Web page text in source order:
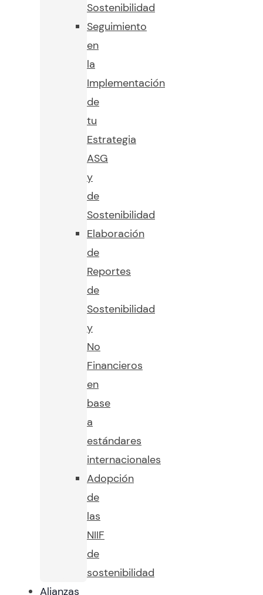
Sostenibilidad
Seguimiento
en
la
Implementación
de
tu
Estrategia
ASG
y
de
Sostenibilidad
Elaboración
de
Reportes
de
Sostenibilidad
y
No
Financieros
en
base
a
estándares
internacionales
Adopción
de
las
NIIF
de
sostenibilidad
Alianzas